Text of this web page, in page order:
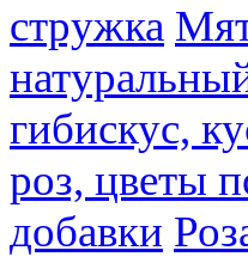
стружка
гибискус,
роз, цветы
добавки